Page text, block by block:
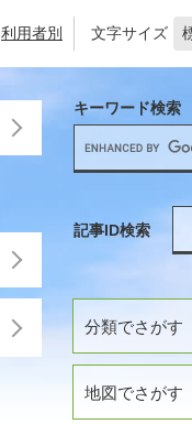
利用者別 文字サイズ
分類でさがす
地図でさがす
キーワード検索
記事ID検索